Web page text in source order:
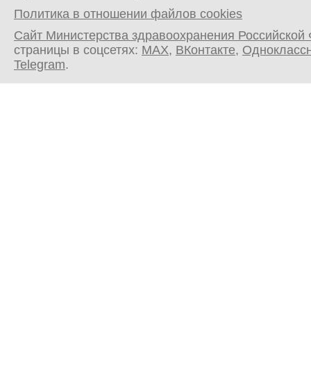
Политика в отношении файлов cookies
Сайт Министерства здравоохранения
страницы в соцсетях: MAX, ВКонтакте,
Telegram.